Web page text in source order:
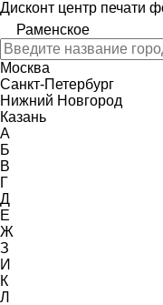
Дисконт центр печати
Раменское
Москва
Санкт-Петербург
Нижний Новгород
Казань
А
Б
В
Г
Д
Е
Ж
З
И
К
Л